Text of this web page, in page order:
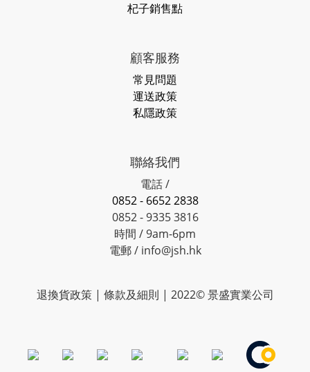
杞子銷售點
顧客服務
常見問題
運送政策
私隱政策
聯絡我們
電話 /
0852 - 6652 2838
0852 - 9335 3816
時間 / 9am-6pm
電郵 / info@jsh.hk
退換貨政策 | 條款及細則 | 2022© 景盛實業公司